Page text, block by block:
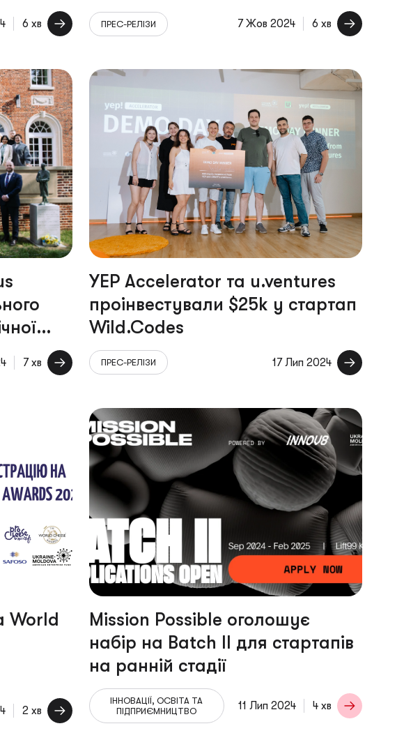
6 хв
спільнототворення
ПРЕС-РЕЛІЗИ 7 Жов 2024 6 хв
7 хв
YEP Accelerator та u.ventures
проінвестували $25k у стартап
Wild.Codes
ПРЕС-РЕЛІЗИ 17 Лип 2024
World
2 хв
Mission Possible оголошує
набір на Batch II для стартапів
на ранній стадії
ІННОВАЦІЇ, ОСВІТА ТА
ПІДПРИЄМНИЦТВО
11 Лип 2024 4 хв